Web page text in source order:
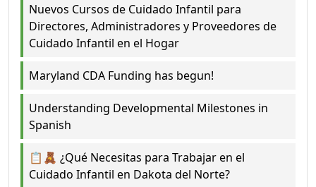
Nuevos Cursos de Cuidado Infantil para
Directores, Administradores y Proveedores de
Cuidado Infantil en el Hogar
Maryland CDA Funding has begun!
Understanding Developmental Milestones in
Spanish
📋🧸 ¿Qué Necesitas para Trabajar en el
Cuidado Infantil en Dakota del Norte?